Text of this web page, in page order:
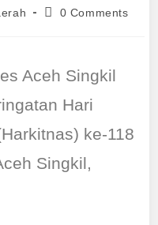
0 Comments
Aceh Singkil
Hari
ke-118
Singkil,